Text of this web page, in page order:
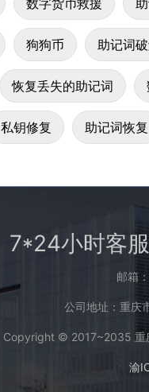
数字货币救援
狗狗币 助记词
恢复丢失的助记词
私钥修复 助记词恢复
7*24小时客服
邮箱
公司地址：重庆
Copyright © 2017~2035 重
渝